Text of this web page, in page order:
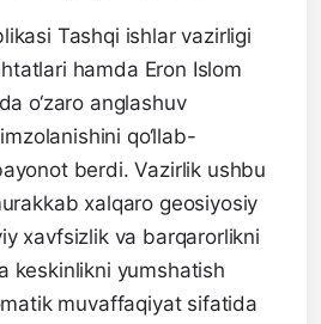
Tashqi ishlar vazirligi
hamda Eron Islom
o‘zaro anglashuv
qo‘llab-
berdi. Vazirlik ushbu
xalqaro geosiyosiy
xavfsizlik va barqarorlikni
keskinlikni yumshatish
muvaffaqiyat sifatida